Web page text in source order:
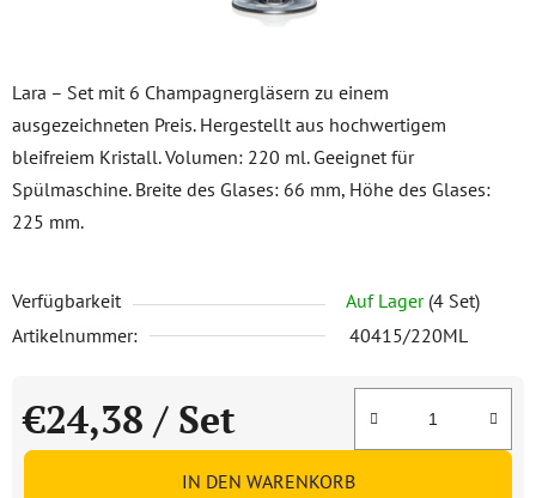
Lara – Set mit 6 Champagnergläsern zu einem
ausgezeichneten Preis. Hergestellt aus hochwertigem
bleifreiem Kristall. Volumen: 220 ml. Geeignet für
Spülmaschine. Breite des Glases: 66 mm, Höhe des Glases:
225 mm.
Verfügbarkeit Auf Lager (4 Set)
Artikelnummer:
40415/220ML
€24,38 / Set
Verkaufspreis:
IN DEN WARENKORB